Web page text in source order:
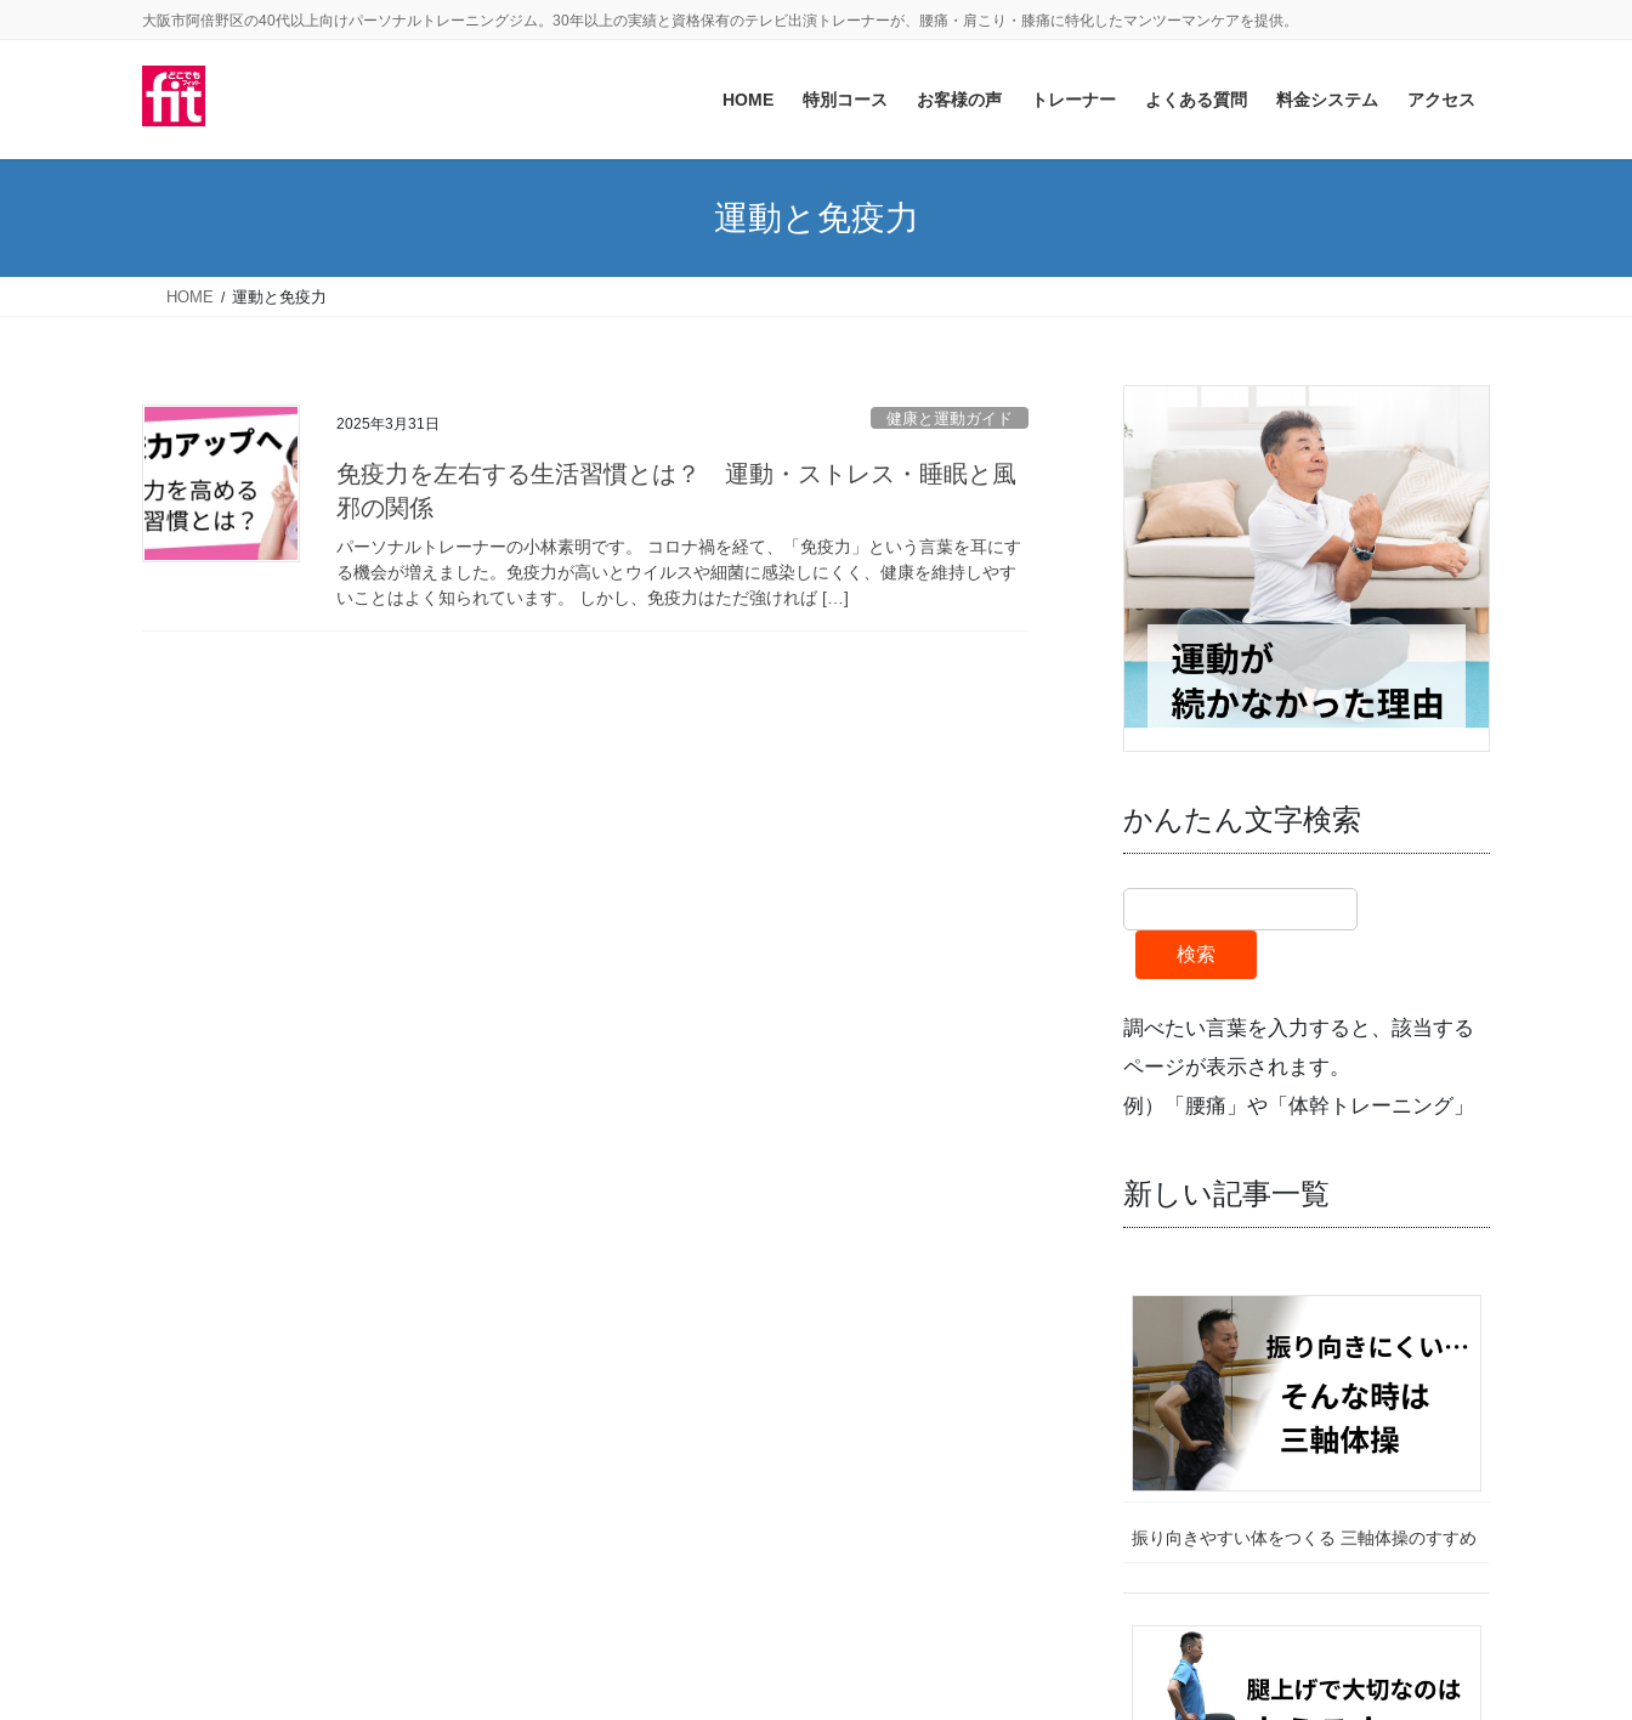
ツ
シ
大阪市阿倍野区の40代以上向けパーソナルトレーニングジム。30年以上の実績と資格保有のテレビ出演トレーナーが、腰痛・肩こり・膝痛に特化したマンツーマンケアを提供。
HOME 特別コース お客様の声 トレーナー よくある質問 料金システム アクセス
運動と免疫力
HOME 運動と免疫力
2025年3月31日 健康と運動ガイド
免疫力を左右する生活習慣とは？ 運動・ストレス・睡眠と風
邪の関係
パーソナルトレーナーの小林素明です。 コロナ禍を経て、「免疫力」という言葉を耳にす
る機会が増えました。免疫力が高いとウイルスや細菌に感染しにくく、健康を維持しやす
いことはよく知られています。 しかし、免疫力はただ強ければ […]
かんたん文字検索
検索
調べたい言葉を入力すると、該当する
ページが表示されます。
例）「腰痛」や「体幹トレーニング」
新しい記事一覧
振り向きやすい体をつくる 三軸体操のすすめ